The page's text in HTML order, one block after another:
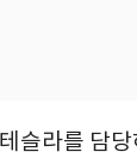
슬라를 담